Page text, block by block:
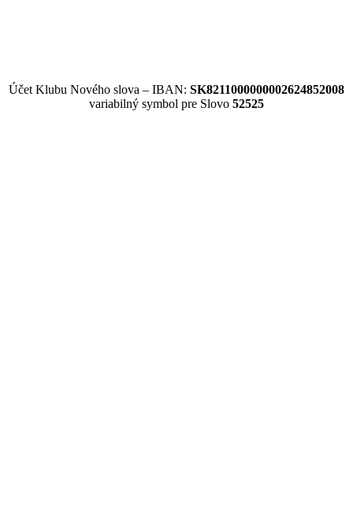
Účet Klubu Nového slova – IBAN: SK8211000000002624852008
variabilný symbol pre Slovo 52525